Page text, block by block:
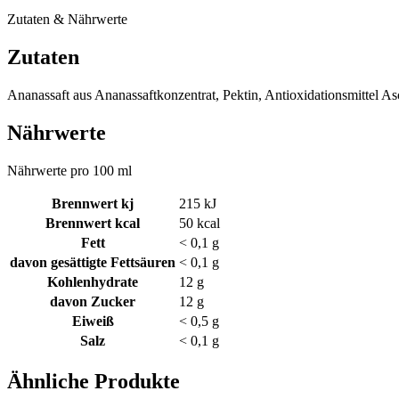
Zutaten & Nährwerte
Zutaten
Ananassaft aus Ananassaftkonzentrat, Pektin, Antioxidationsmittel
Nährwerte
Nährwerte pro 100 ml
Brennwert kj 215 kJ
Brennwert kcal
50 kcal
Fett
< 0,1 g
davon gesättigte Fettsäuren < 0,1 g
Kohlenhydrate
12 g
davon Zucker 12 g
Eiweiß
< 0,5 g
Salz
< 0,1 g
Ähnliche Produkte